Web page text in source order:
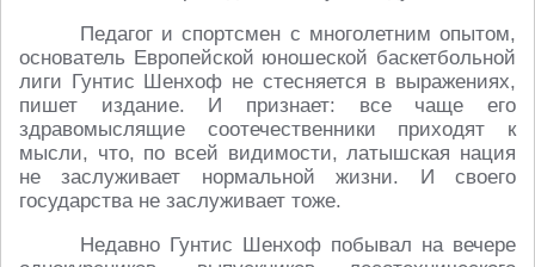
Педагог и спортсмен с многолетним опытом,
основатель Европейской юношеской баскетбольной
лиги Гунтис Шенхоф не стесняется в выражениях,
пишет издание. И признает: все чаще его
здравомыслящие соотечественники приходят к
мысли, что, по всей видимости, латышская нация
не заслуживает нормальной жизни. И своего
государства не заслуживает тоже.
Недавно Гунтис Шенхоф побывал на вечере